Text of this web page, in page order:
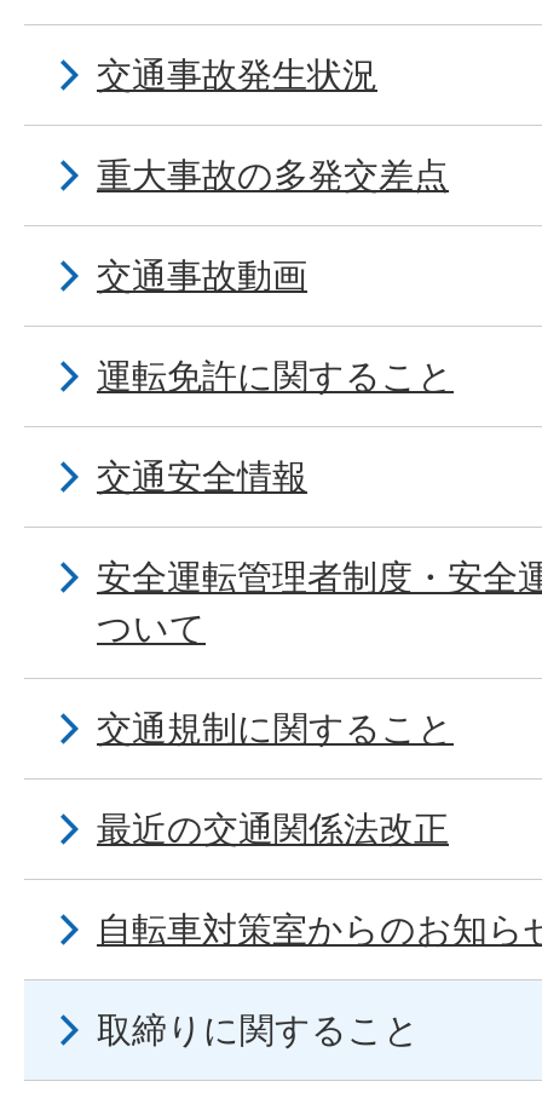
交通事故発生状況
重大事故の多発交差点
交通事故動画
運転免許に関すること
交通安全情報
安全運転管理者制度・安全
ついて
交通規制に関すること
最近の交通関係法改正
自転車対策室からのお知ら
取締りに関すること